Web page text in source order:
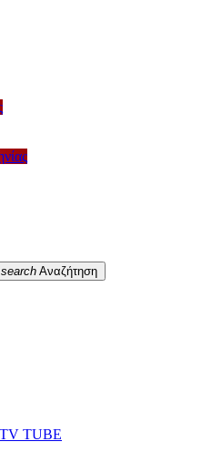
search Αναζήτηση
TUBE